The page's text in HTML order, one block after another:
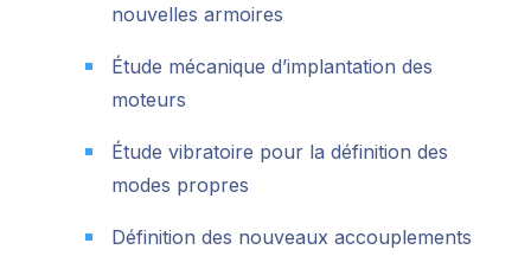
nouvelles armoires
Étude mécanique d’implantation des
moteurs
Étude vibratoire pour la définition des
modes propres
Définition des nouveaux accouplements